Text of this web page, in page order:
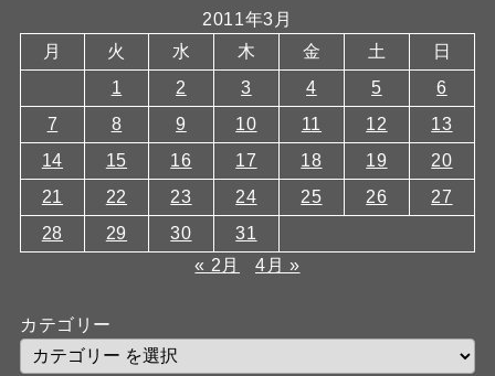
2011年3月
月
火 水 木 金 土
日
1
2 3 4 5
6
7
8 9 10 11 12
13
14
15 16 17 18 19
20
21
22 23 24 25 26
27
28
29 30
31
« 2月
4月 »
カテゴリー